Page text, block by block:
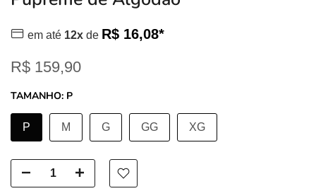
em até 12x de R$ 16,08*
R$ 159,90
TAMANHO: P
P M G GG XG